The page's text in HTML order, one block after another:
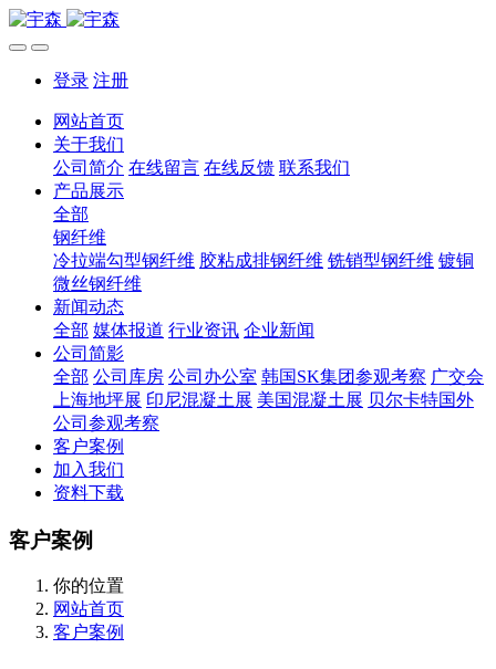
登录 注册
网站首页
关于我们
公司简介 在线留言 在线反馈 联系我们
产品展示
全部
钢纤维
冷拉端勾型钢纤维 胶粘成排钢纤维 铣销型钢纤维 镀铜
微丝钢纤维
新闻动态
全部 媒体报道 行业资讯 企业新闻
公司简影
全部 公司库房 公司办公室 韩国SK集团参观考察 广交会
上海地坪展 印尼混凝土展 美国混凝土展 贝尔卡特国外
公司参观考察
客户案例
加入我们
资料下载
客户案例
你的位置
网站首页
客户案例